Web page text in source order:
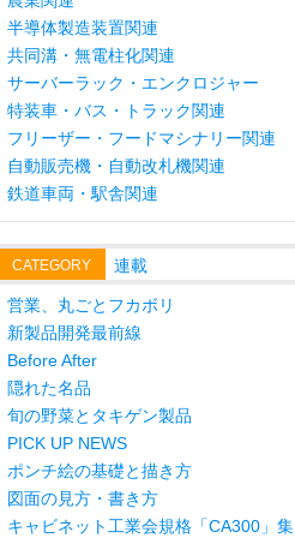
半導体製造装置関連
共同溝・無電柱化関連
サーバーラック・エンクロジャー
特装車・バス・トラック関連
フリーザー・フードマシナリー関連
自動販売機・自動改札機関連
鉄道車両・駅舎関連
CATEGORY 連載
営業、丸ごとフカボリ
新製品開発最前線
Before After
隠れた名品
旬の野菜とタキゲン製品
PICK UP NEWS
ポンチ絵の基礎と描き方
図面の見方・書き方
キャビネット工業会規格「CA300」集